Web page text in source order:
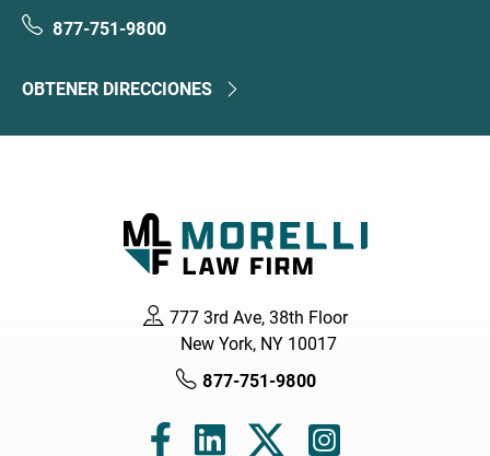
877-751-9800
OBTENER DIRECCIONES
777 3rd Ave, 38th Floor
New York, NY 10017
877-751-9800